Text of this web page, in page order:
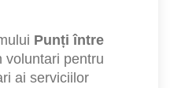
Punți între
voluntari pentru
ai serviciilor